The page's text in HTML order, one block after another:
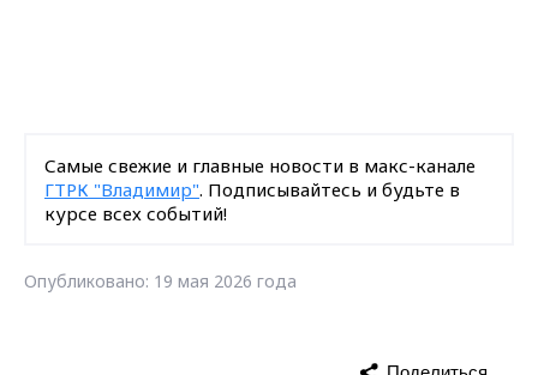
Самые свежие и главные новости в макс-канале
ГТРК "Владимир". Подписывайтесь и будьте в
курсе всех событий!
Опубликовано: 19 мая 2026 года